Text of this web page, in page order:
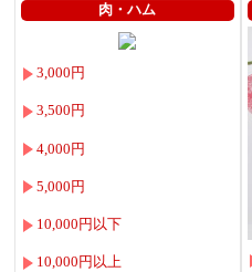
肉・ハム
3,000円
3,500円
4,000円
5,000円
10,000円以下
10,000円以上